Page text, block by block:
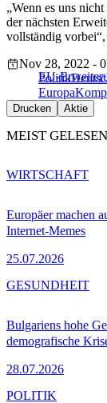
„Wenn es uns
der nächsten
vollständig
EU-
Nov 28, 2022 -
Politik
Drucken Aktie
MEIST GELESEN
Europäer machen
Internet-Memes
25.07.2026
WIRTSCHAFT
Bulgariens hohe
demografische
28.07.2026
GESUNDHEIT
POLITIK